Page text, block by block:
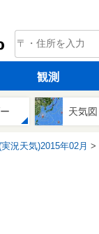
tenki.jp
観測
天気図
況天気)2015年02月